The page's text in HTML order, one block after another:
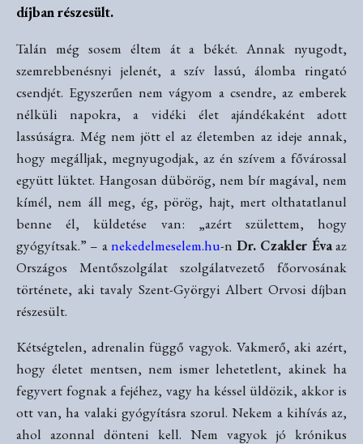
díjban részesült.
Talán még sosem éltem át a békét. Annak nyugodt,
szemrebbenésnyi jelenét, a szív lassú, álomba ringató
csendjét. Egyszerűen nem vágyom a csendre, az emberek
nélküli napokra, a vidéki élet ajándékaként adott
lassúságra. Még nem jött el az életemben az ideje annak,
hogy megálljak, megnyugodjak, az én szívem a fővárossal
együtt lüktet. Hangosan dübörög, nem bír magával, nem
kímél, nem áll meg, ég, pörög, hajt, mert olthatatlanul
benne él, küldetése van: „azért születtem, hogy
gyógyítsak.” – anekedelmeselem.hu-n Dr. Czakler Évaaz
Országos Mentőszolgálat szolgálatvezető főorvosának
története, aki tavaly Szent-Györgyi Albert Orvosi díjban
részesült.
Kétségtelen, adrenalin függő vagyok. Vakmerő, aki azért,
hogy életet mentsen, nem ismer lehetetlent, akinek ha
fegyvert fognak a fejéhez, vagy ha késsel üldözik, akkor is
ott van, ha valaki gyógyításra szorul. Nekem a kihívás az,
ahol azonnal dönteni kell. Nem vagyok jó krónikus